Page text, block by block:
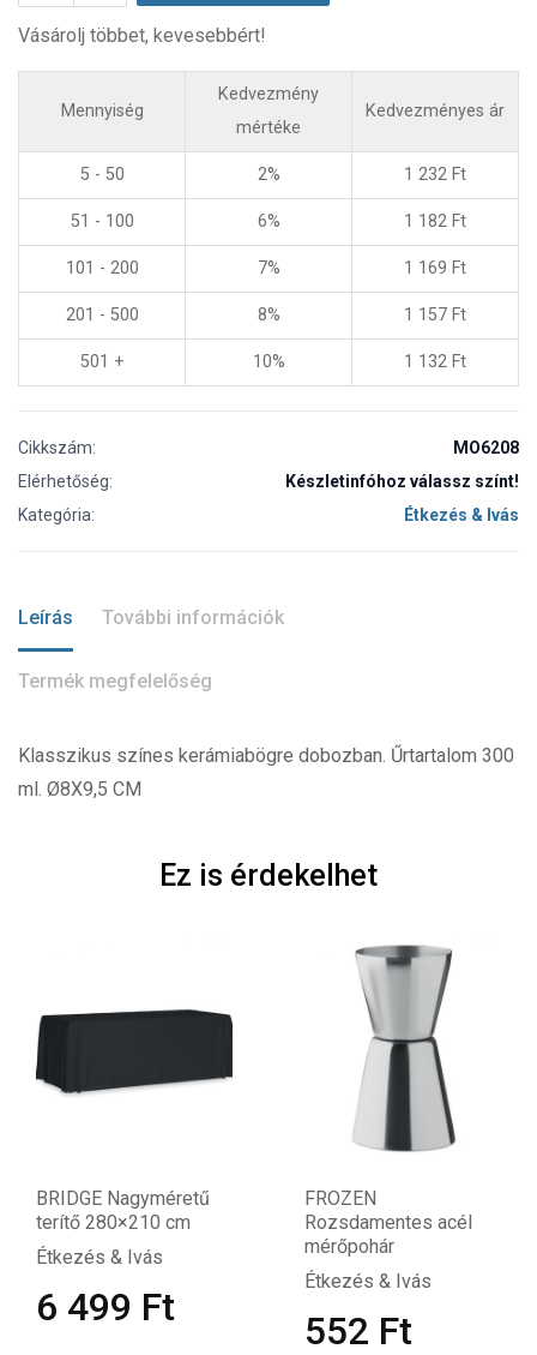
Vásárolj többet, kevesebbért!
Mennyiség
Kedvezmény
mértéke
Kedvezményes ár
5 - 50 2% 1 232 Ft
51 - 100 6% 1 182 Ft
101 - 200 7% 1 169 Ft
201 - 500 8% 1 157 Ft
501 + 10% 1 132 Ft
Cikkszám:
MO6208
Elérhetőség:
Készletinfóhoz válassz színt!
Kategória:
Étkezés & Ivás
Leírás További információk
Termék megfelelőség
Klasszikus színes kerámiabögre dobozban. Űrtartalom 300
ml. Ø8X9,5 CM
Ez is érdekelhet
BRIDGE Nagyméretű
terítő 280×210 cm
Étkezés & Ivás
6 499 Ft
FROZEN
Rozsdamentes acél
mérőpohár
Étkezés & Ivás
552 Ft